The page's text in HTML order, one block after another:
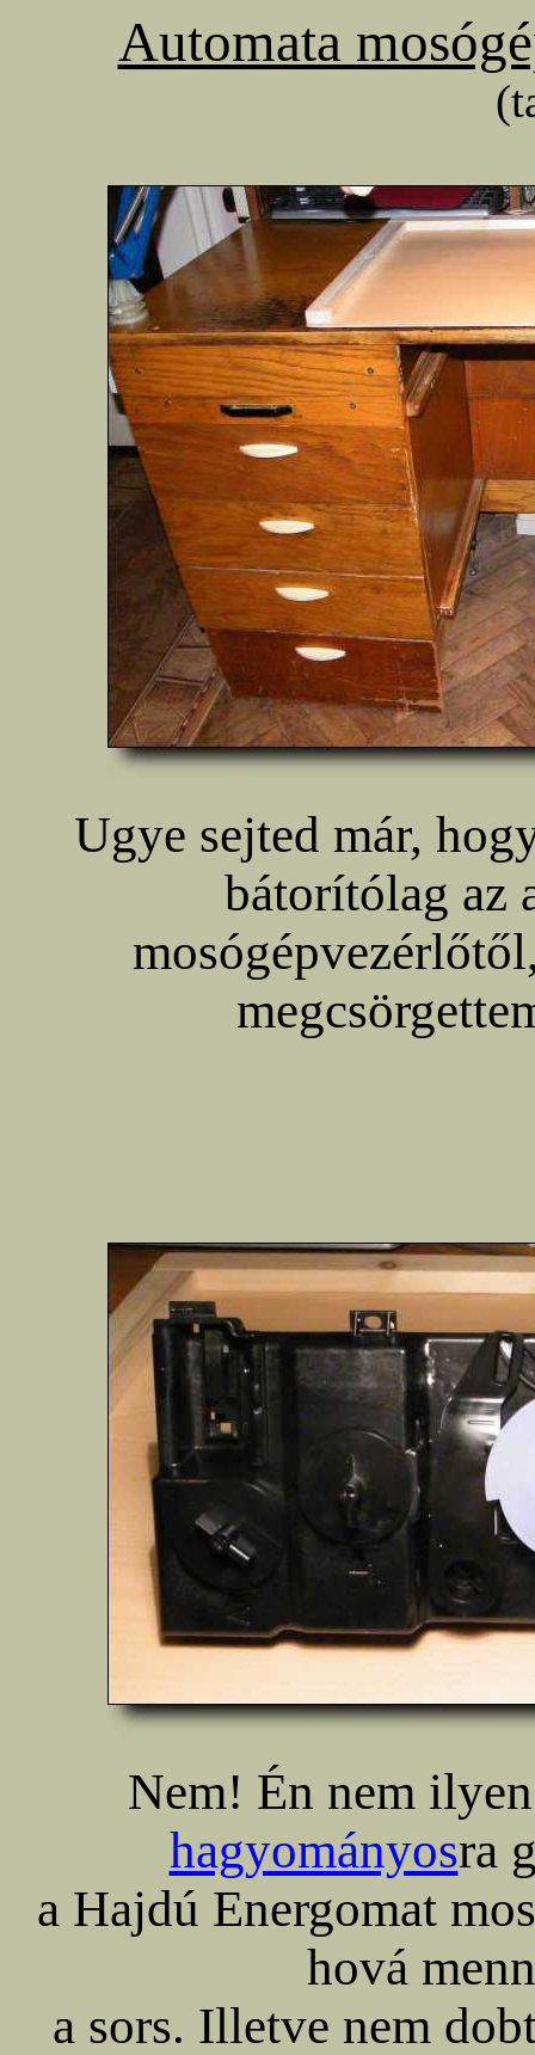
Automata
Ugye sejted már,
bátorítólag az
Nem! Én nem
hagyományosra
a Hajdú Energomat
hová
a sors. Illetve nem